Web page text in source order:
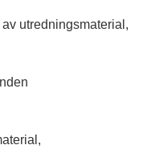
utredningsmaterial,